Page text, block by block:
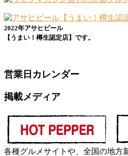
2022年アサヒビール
【うまい！樽生認定店】です。
営業日カレンダー
掲載メディア
各種グルメサイトや、全国の地方